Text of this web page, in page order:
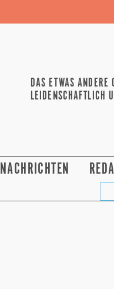
DAS ETWAS ANDERE
LEIDENSCHAFTLICH
NACHRICHTEN